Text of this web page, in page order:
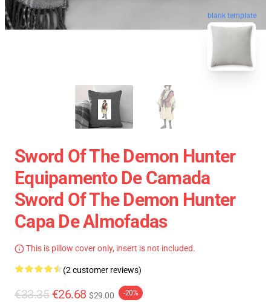
blank template
Sword Of The Demon Hunter
Equipamento De Camada
Sword Of The Demon Hunter
Capa De Almofadas
This is pillow cover only, insert is not included.
(2 customer reviews)
€33.35 €26.68 $29.00 -20%